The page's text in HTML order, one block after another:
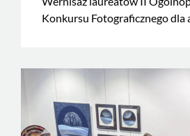
Konkursu Fotograficznego dla